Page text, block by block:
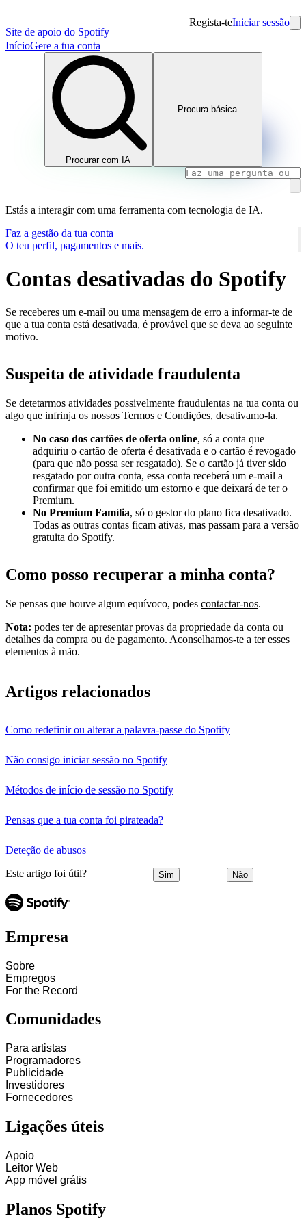
Site de apoio do Spotify
Regista-teIniciar sessão
InícioGere a tua conta
Procurar com IA
Procura básica
Estás a interagir com uma ferramenta com tecnologia de IA.
Faz a gestão da tua conta
O teu perfil, pagamentos e mais.
Contas desativadas do Spotify
Se receberes um e-mail ou uma mensagem de erro a informar-te de
que a tua conta está desativada, é provável que se deva ao seguinte
motivo.
Suspeita de atividade fraudulenta
Se detetarmos atividades possivelmente fraudulentas na tua conta ou
algo que infrinja os nossos Termos e Condições, desativamo-la.
No caso dos cartões de oferta online, só a conta que
adquiriu o cartão de oferta é desativada e o cartão é revogado
(para que não possa ser resgatado). Se o cartão já tiver sido
resgatado por outra conta, essa conta receberá um e-mail a
confirmar que foi emitido um estorno e que deixará de ter o
Premium.
No Premium Família, só o gestor do plano fica desativado.
Todas as outras contas ficam ativas, mas passam para a versão
gratuita do Spotify.
Como posso recuperar a minha conta?
Se pensas que houve algum equívoco, podes contactar-nos.
Nota: podes ter de apresentar provas da propriedade da conta ou
detalhes da compra ou de pagamento. Aconselhamos-te a ter esses
elementos à mão.
Artigos relacionados
Como redefinir ou alterar a palavra-passe do Spotify
Não consigo iniciar sessão no Spotify
Métodos de início de sessão no Spotify
Pensas que a tua conta foi pirateada?
Deteção de abusos
Este artigo foi útil? Sim Não
Empresa
Sobre
Empregos
For the Record
Comunidades
Para artistas
Programadores
Publicidade
Investidores
Fornecedores
Ligações úteis
Apoio
Leitor Web
App móvel grátis
Planos Spotify